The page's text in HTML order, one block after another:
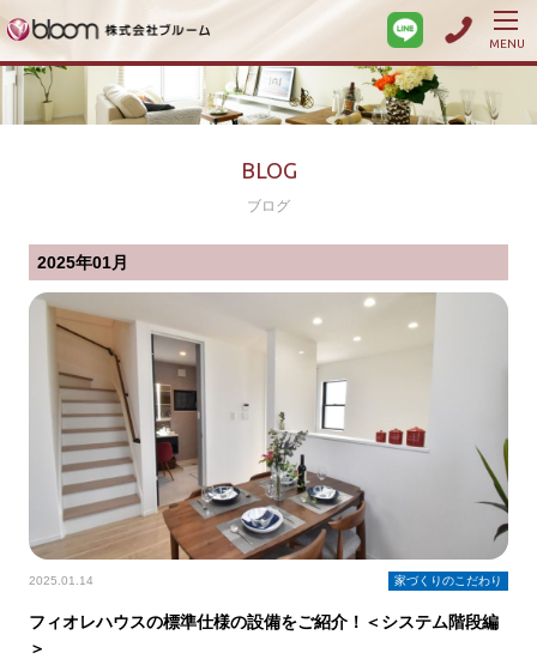
MENU
BLOG
ブログ
2025年01月
2025.01.14 家づくりのこだわり
フィオレハウスの標準仕様の設備をご紹介！＜システム階段編
＞